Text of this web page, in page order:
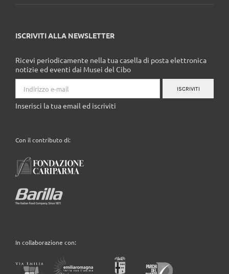
ISCRIVITI ALLA NEWSLETTER
Ricevi periodicamente nella tua casella di posta elettronica
notizie ed eventi dai Musei del Cibo
ISCRIVITI
Inserisci la tua email ed iscriviti
Con il contributo di:
In collaborazione con: